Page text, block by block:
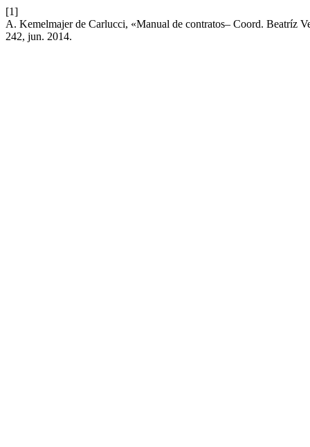
[1]
A. Kemelmajer de Carlucci, «Manual de contratos– Coord. Beatríz
242, jun. 2014.